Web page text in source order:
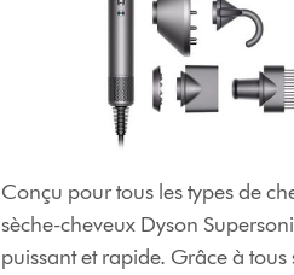
Conçu pour tous les types de
sèche-cheveux Dyson
puissant et rapide. Grâce à tous